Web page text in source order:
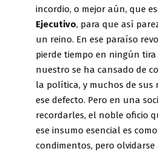
incordio, o mejor aún, que
Ejecutivo, para que así
un reino. En ese paraíso
pierde tiempo en ningún tira
nuestro se ha cansado de
la política, y muchos de
ese defecto. Pero en una
recordarles, el noble oficio
ese insumo esencial es
condimentos, pero